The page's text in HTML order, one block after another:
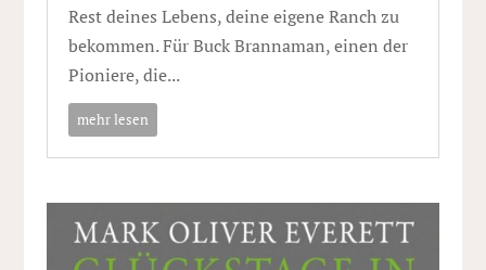
Rest deines Lebens, deine eigene Ranch zu
bekommen. Für Buck Brannaman, einen der
Pioniere, die...
mehr lesen